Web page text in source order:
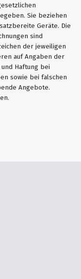
Sie beziehen
Geräte. Die
sind
der jeweiligen
auf Angaben der
Haftung bei
sowie bei falschen
Angebote.